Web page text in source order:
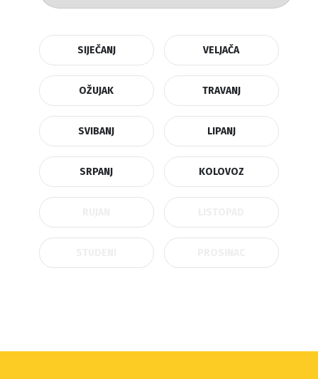
SIJEČANJ VELJAČA
OŽUJAK TRAVANJ
SVIBANJ LIPANJ
SRPANJ KOLOVOZ